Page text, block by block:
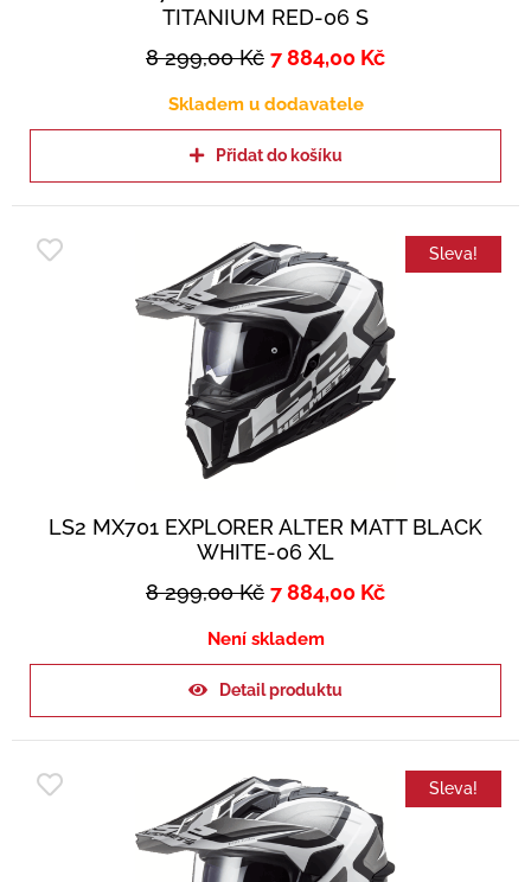
TITANIUM RED-06 S
8 299,00Kč 7 884,00 Kč
Skladem u dodavatele
Přidat do košíku
Sleva!
LS2 MX701 EXPLORER ALTER MATT BLACK
WHITE-06 XL
8 299,00Kč 7 884,00 Kč
Není skladem
Detail produktu
Sleva!